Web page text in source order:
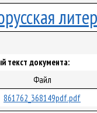
текст документа:
Файл
861762_368149pdf.pdf